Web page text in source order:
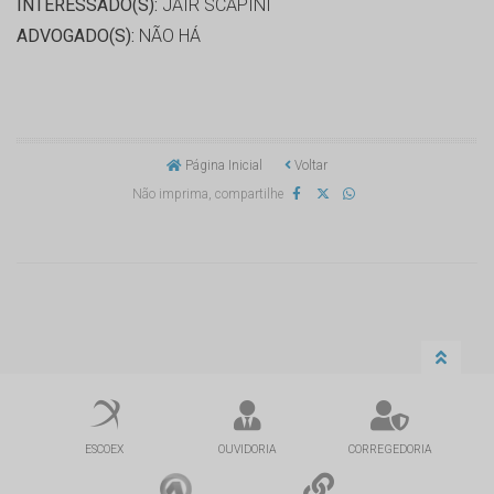
INTERESSADO(S): JAIR SCAPINI
ADVOGADO(S): NÃO HÁ
Página Inicial
Voltar
Não imprima, compartilhe
ESCOEX OUVIDORIA CORREGEDORIA